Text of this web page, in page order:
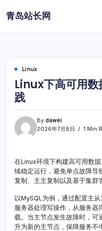
to青岛站长网
Linux
Linux下高可用数
践
By dawei
2026年7月8日
1 Min
在Linux环境下构建高可用数
续稳定运行，避免单点故障导
复制、主主复制以及基于集群
以MySQL为例，通过配置主
服务器处理写操作，从服务器
载。当主节点发生故障时，可
升为新的主节点，保障服务不